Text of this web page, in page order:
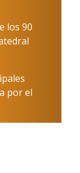
los 90
por el